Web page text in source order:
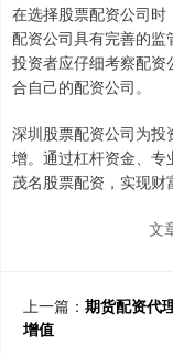
在选择股票配资公司
配资公司具有完善的监
投资者应仔细考察配
合自己的配资公司。
深圳股票配资公司为
增。通过杠杆资金、
茂名股票配资，实现财
文
上一篇： 期货配资代
增值